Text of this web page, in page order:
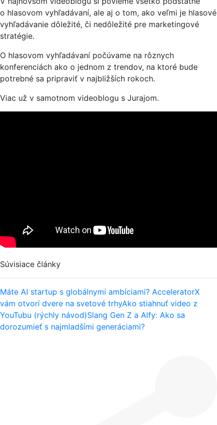
o hlasovom vyhľadávaní, ale aj o tom, ako veľmi je hlasové
vyhľadávanie dôležité, či nedôležité pre marketingové
stratégie.
O hlasovom vyhľadávaní počúvame na rôznych
konferenciách ako o jednom z trendov, na ktoré bude
potrebné sa pripraviť v najbližších rokoch.
Viac už v samotnom videoblogu s Jurajom.
Súvisiace články
Máte AI startup s globálnymi ambíciami? AcceleratorX
vám otvorí dvere na svetové trhyAko stiahnuť video z
YouTubu (rýchly návod)Slang Gen Z a Alfy: Ako sa
dorozumieť s najmladšími generáciami?